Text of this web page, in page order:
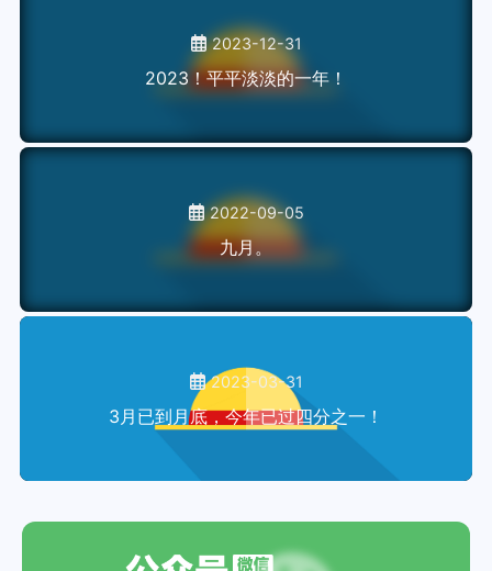
2023-12-31
2023！平平淡淡的一年！
2022-09-05
九月。
2023-03-31
3月已到月底，今年已过四分之一！